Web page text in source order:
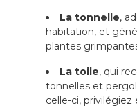
La tonnelle,
habitation, et
plantes
La toile, qui
tonnelles et
celle-ci,